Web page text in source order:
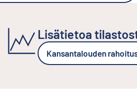
Lisätietoa
Kansantalouden